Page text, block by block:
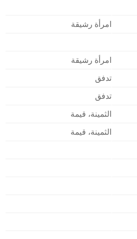
امرأة رشيقة
امرأة رشيقة
تدفق
تدفق
الثمينة، قيمة
الثمينة، قيمة